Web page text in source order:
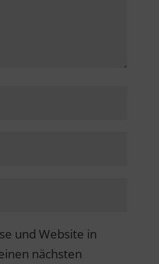
und Website in
nächsten